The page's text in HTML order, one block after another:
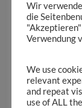
jeweilige
Technische
Übertrager
Wir
die
Verwendung
We use
relevant
and repeat
use of ALL